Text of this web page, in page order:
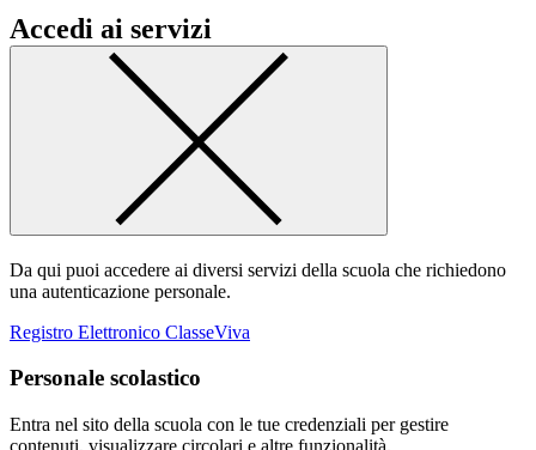
Accedi ai servizi
Da qui puoi accedere ai diversi servizi della scuola che richiedono
una autenticazione personale.
Registro Elettronico ClasseViva
Personale scolastico
Entra nel sito della scuola con le tue credenziali per gestire
contenuti, visualizzare circolari e altre funzionalità.